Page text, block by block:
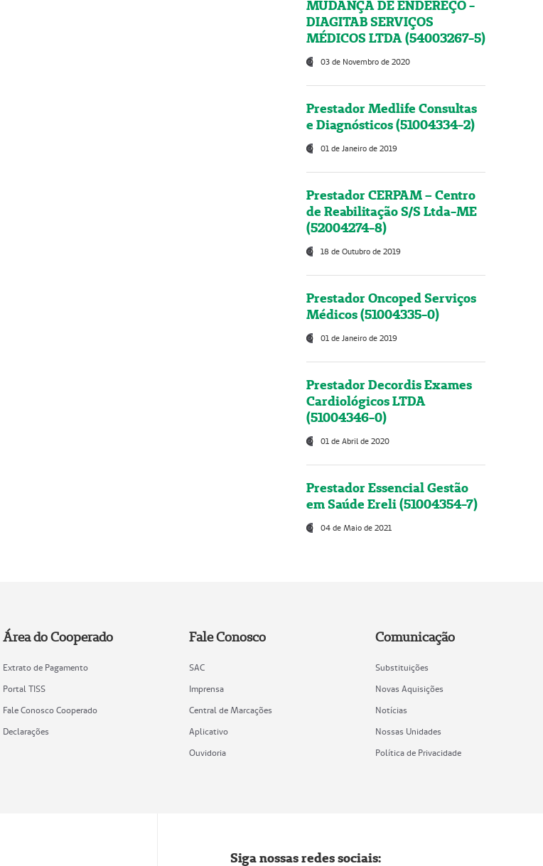
MUDANÇA DE ENDEREÇO -
DIAGITAB SERVIÇOS
MÉDICOS LTDA (54003267-5)
03 de Novembro de 2020
Prestador Medlife Consultas
e Diagnósticos (51004334-2)
01 de Janeiro de 2019
Prestador CERPAM – Centro
de Reabilitação S/S Ltda-ME
(52004274-8)
18 de Outubro de 2019
Prestador Oncoped Serviços
Médicos (51004335-0)
01 de Janeiro de 2019
Prestador Decordis Exames
Cardiológicos LTDA
(51004346-0)
01 de Abril de 2020
Prestador Essencial Gestão
em Saúde Ereli (51004354-7)
04 de Maio de 2021
Área do Cooperado
Extrato de Pagamento
Portal TISS
Fale Conosco Cooperado
Declarações
Fale Conosco
SAC
Imprensa
Central de Marcações
Aplicativo
Ouvidoria
Comunicação
Substituições
Novas Aquisições
Notícias
Nossas Unidades
Política de Privacidade
Siga nossas redes sociais: